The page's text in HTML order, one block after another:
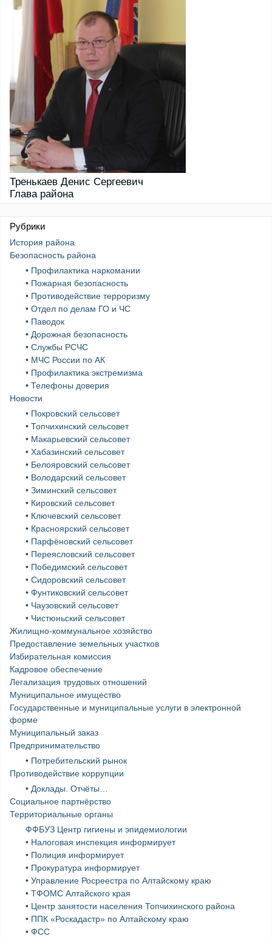
Тренькаев Денис Сергеевич
Глава района
Рубрики
История района
Безопасность района
• Профилактика наркомании
• Пожарная безопасность
• Противодействие терроризму
• Отдел по делам ГО и ЧС
• Паводок
• Дорожная безопасность
• Службы РСЧС
• МЧС России по АК
• Профилактика экстремизма
• Телефоны доверия
Новости
• Покровский сельсовет
• Топчихинский сельсовет
• Макарьевский сельсовет
• Хабазинский сельсовет
• Белояровский сельсовет
• Володарский сельсовет
• Зиминский сельсовет
• Кировский сельсовет
• Ключевский сельсовет
• Красноярский сельсовет
• Парфёновский сельсовет
• Переясловский сельсовет
• Победимский сельсовет
• Сидоровский сельсовет
• Фунтиковский сельсовет
• Чаузовский сельсовет
• Чистюньский сельсовет
Жилищно-коммунальное хозяйство
Предоставление земельных участков
Избирательная комиссия
Кадровое обеспечение
Легализация трудовых отношений
Муниципальное имущество
Государственные и муниципальные услуги в электронной
форме
Муниципальный заказ
Предпринимательство
• Потребительский рынок
Противодействие коррупции
• Доклады. Отчёты…
Социальное партнёрство
Территориальные органы
ФФБУЗ Центр гигиены и эпидемиологии
• Налоговая инспекция информирует
• Полиция информирует
• Прокуратура информирует
• Управление Росреестра по Алтайскому краю
• ТФОМС Алтайского края
• Центр занятости населения Топчихинского района
• ППК «Роскадастр» по Алтайскому краю
• ФСС